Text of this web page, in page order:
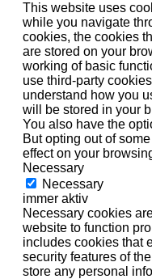
This website uses
while you navigate
cookies, the cookies
are stored on your
working of basic
use third-party
understand how you
will be stored in your
You also have the
But opting out of
effect on your
Necessary
Necessary
immer aktiv
Necessary cookies
website to function
includes cookies that
security features of
store any personal